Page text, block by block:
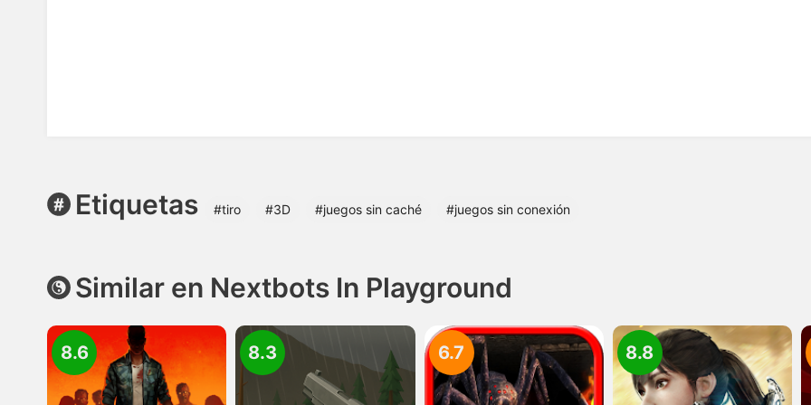
Etiquetas #tiro #3D #juegos sin caché #juegos sin conexión
Similar en Nextbots In Playground
8.6 8.3 6.7 8.8